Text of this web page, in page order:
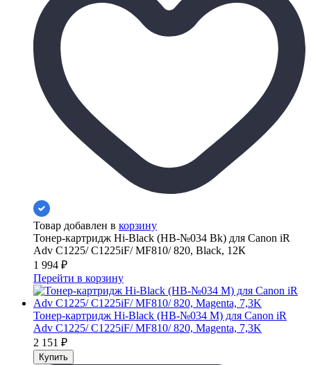
Товар добавлен в корзину
Тонер-картридж Hi-Black (HB-№034 Bk) для Canon iR
Adv C1225/ C1225iF/ MF810/ 820, Black, 12К
1 994 ₽
Перейти в корзину
Тонер-картридж Hi-Black (HB-№034 M) для Canon iR
Adv C1225/ C1225iF/ MF810/ 820, Magenta, 7,3K
2 151 ₽